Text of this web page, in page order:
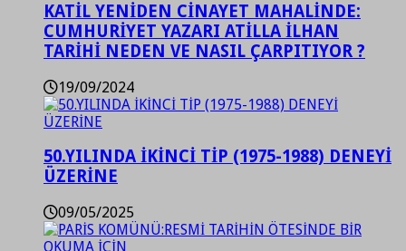
KATİL YENİDEN CİNAYET MAHALİNDE:
CUMHURİYET YAZARI ATİLLA İLHAN
TARİHİ NEDEN VE NASIL ÇARPITIYOR ?
19/09/2024
50.YILINDA İKİNCİ TİP (1975-1988) DENEYİ
ÜZERİNE
09/05/2025